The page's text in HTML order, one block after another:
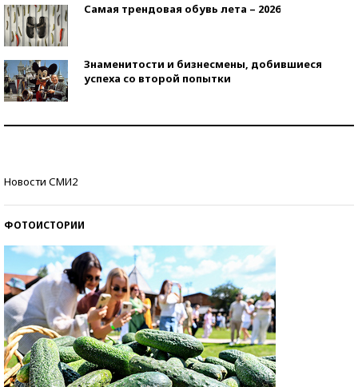
Самая трендовая обувь лета – 2026
Знаменитости и бизнесмены, добившиеся
успеха со второй попытки
Новости СМИ2
ФОТОИСТОРИИ